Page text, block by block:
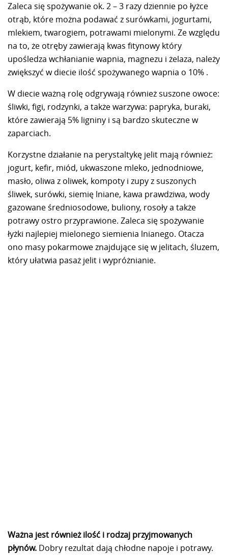
Zaleca się spożywanie ok. 2 – 3 razy dziennie po łyżce
otrąb, które można podawać z surówkami, jogurtami,
mlekiem, twarogiem, potrawami mielonymi. Ze względu
na to, że otręby zawierają kwas fitynowy który
upośledza wchłanianie wapnia, magnezu i żelaza, należy
zwiększyć w diecie ilość spożywanego wapnia o 10% .
W diecie ważną rolę odgrywają również suszone owoce:
śliwki, figi, rodzynki, a także warzywa: papryka, buraki,
które zawierają 5% ligniny i są bardzo skuteczne w
zaparciach.
Korzystne działanie na perystaltykę jelit mają również:
jogurt, kefir, miód, ukwaszone mleko, jednodniowe,
masło, oliwa z oliwek, kompoty i zupy z suszonych
śliwek, surówki, siemię lniane, kawa prawdziwa, wody
gazowane średniosodowe, buliony, rosoły a także
potrawy ostro przyprawione. Zaleca się spożywanie
łyżki najlepiej mielonego siemienia lnianego. Otacza
ono masy pokarmowe znajdujące się w jelitach, śluzem,
który ułatwia pasaż jelit i wypróżnianie.
Ważna jest również ilość i rodzaj przyjmowanych
płynów. Dobry rezultat dają chłodne napoje i potrawy.